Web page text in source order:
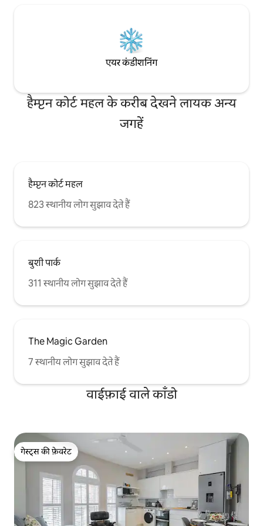
एयर कंडीशनिंग
हैम्प्टन कोर्ट महल के करीब देखने लायक अन्य
जगहें
हैम्प्टन कोर्ट महल
823 स्थानीय लोग सुझाव देते हैं
बुशी पार्क
311 स्थानीय लोग सुझाव देते हैं
The Magic Garden
7 स्थानीय लोग सुझाव देते हैं
वाईफ़ाई वाले काँडो
गेस्ट्स की फ़ेवरेट
गेस्ट्स की फ़ेवरेट